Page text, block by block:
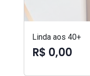
Linda aos 40+
R$ 0,00